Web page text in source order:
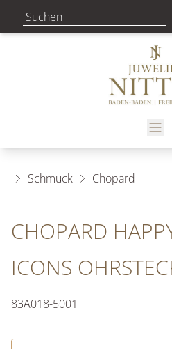
Schmuck Chopard
CHOPARD
ICONS
83A018-5001